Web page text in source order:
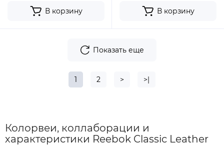
В корзину В корзину
Показать еще
1 2 > >|
Колорвеи, коллаборации и
характеристики Reebok Classic Leather